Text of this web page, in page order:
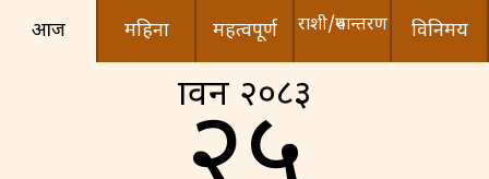
आज महिना महत्वपूर्ण राशी/रुपान्तरण विनिमय
श्रावन २०८३